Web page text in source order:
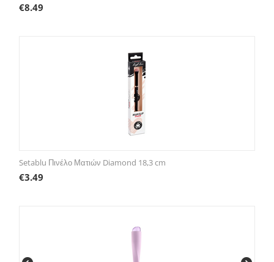
€8.49
Setablu Πινέλο Ματιών Diamond 18,3 cm
€3.49